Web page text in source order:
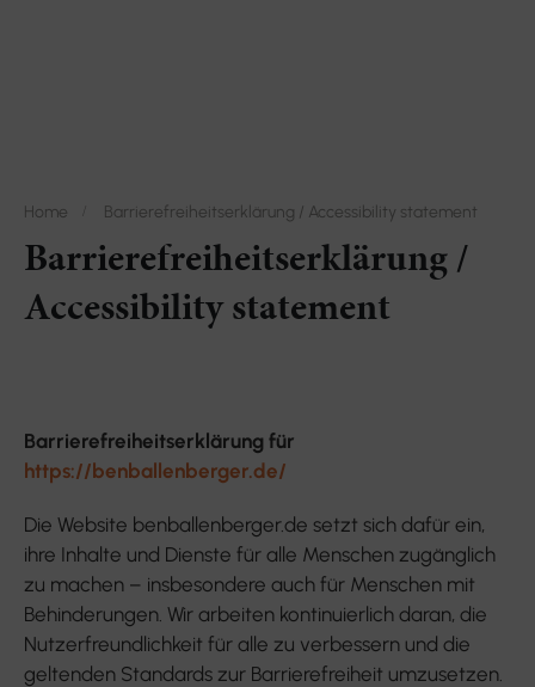
Home Barrierefreiheitserklärung / Accessibility statement
Barrierefreiheitserklärung /
Accessibility statement
Barrierefreiheitserklärung für
https://benballenberger.de/
Die Website benballenberger.de setzt sich dafür ein,
ihre Inhalte und Dienste für alle Menschen zugänglich
zu machen – insbesondere auch für Menschen mit
Behinderungen. Wir arbeiten kontinuierlich daran, die
Nutzerfreundlichkeit für alle zu verbessern und die
geltenden Standards zur Barrierefreiheit umzusetzen.